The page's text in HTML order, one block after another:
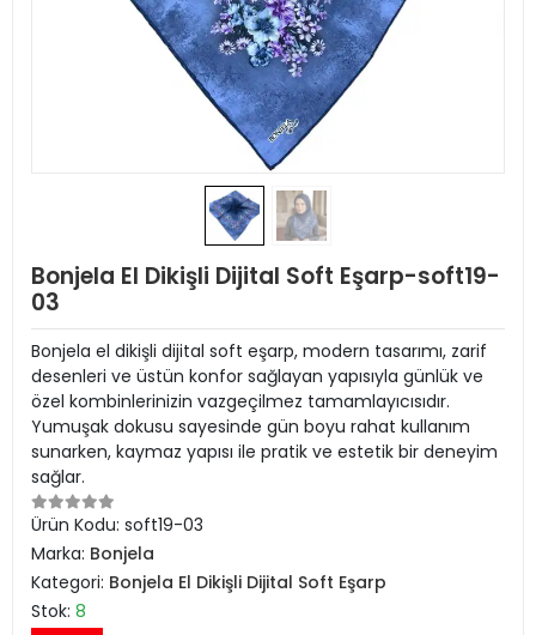
Bonjela El Dikişli Dijital Soft Eşarp-soft19-
03
Bonjela el dikişli dijital soft eşarp, modern tasarımı, zarif
desenleri ve üstün konfor sağlayan yapısıyla günlük ve
özel kombinlerinizin vazgeçilmez tamamlayıcısıdır.
Yumuşak dokusu sayesinde gün boyu rahat kullanım
sunarken, kaymaz yapısı ile pratik ve estetik bir deneyim
sağlar.
Ürün Kodu: soft19-03
Marka: Bonjela
Kategori: Bonjela El Dikişli Dijital Soft Eşarp
Stok: 8